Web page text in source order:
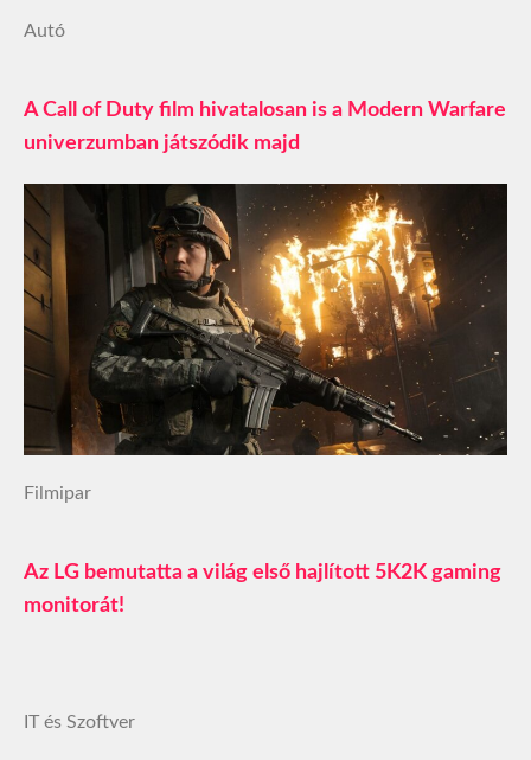
Autó
A Call of Duty film hivatalosan is a Modern Warfare
univerzumban játszódik majd
Filmipar
Az LG bemutatta a világ első hajlított 5K2K gaming
monitorát!
IT és Szoftver